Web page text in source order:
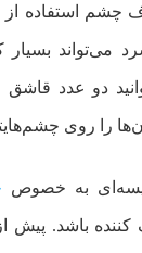
چشم استفاده از
می‌تواند بسیار
دو عدد قاشق
را روی
به خصوص
کننده باشد. پیش